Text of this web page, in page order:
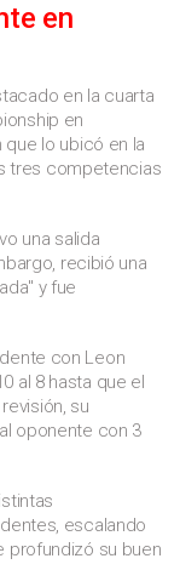
en
en la cuarta
en
lo ubicó en la
tres competencias
una salida
recibió una
y fue
con Leon
al 8 hasta que el
su
oponente con 3
escalando
profundizó su buen